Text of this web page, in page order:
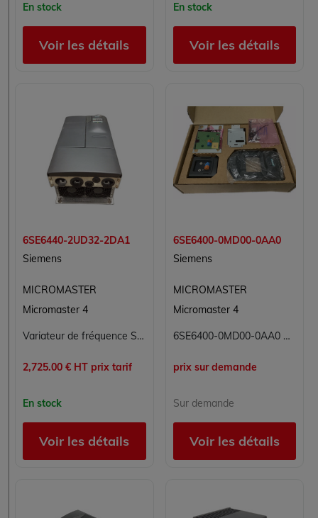
En stock
Voir les détails
En stock
Voir les détails
6SE6440-2UD32-2DA1
Siemens
MICROMASTER
Micromaster 4
Variateur de fréquence Siemens MICROMASTER 440 6SE6440-2UD32-2DA1 – 22 kW, 380-480 V
2,725.00 € HT prix tarif
En stock
Voir les détails
6SE6400-0MD00-0AA0
Siemens
MICROMASTER
Micromaster 4
6SE6400-0MD00-0AA0 Micromaster Siemens
prix sur demande
Sur demande
Voir les détails